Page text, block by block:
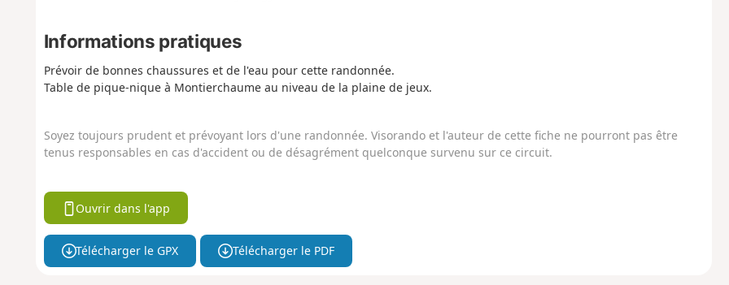
Informations pratiques
Prévoir de bonnes chaussures et de l'eau pour cette randonnée.
Table de pique-nique à Montierchaume au niveau de la plaine de jeux.
Soyez toujours prudent et prévoyant lors d'une randonnée. Visorando et l'auteur de cette fiche ne pourront pas être
tenus responsables en cas d'accident ou de désagrément quelconque survenu sur ce circuit.
Ouvrir dans l'app
Télécharger le GPX Télécharger le PDF